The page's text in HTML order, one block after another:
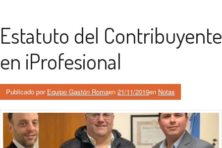
Estatuto del Contribuyente
en iProfesional
Publicado por Equipo Gastón Romaen 21/11/2019en Notas